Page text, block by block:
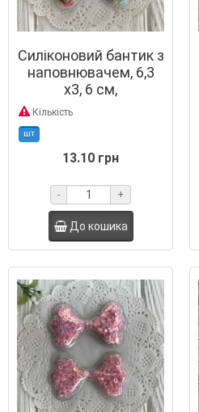
Силіконовий бантик з
наповнювачем, 6,3
х3, 6 см,
різнокольорові
порожні зірки, шт.
Кількість
шт
13.10 грн
- +
До кошика